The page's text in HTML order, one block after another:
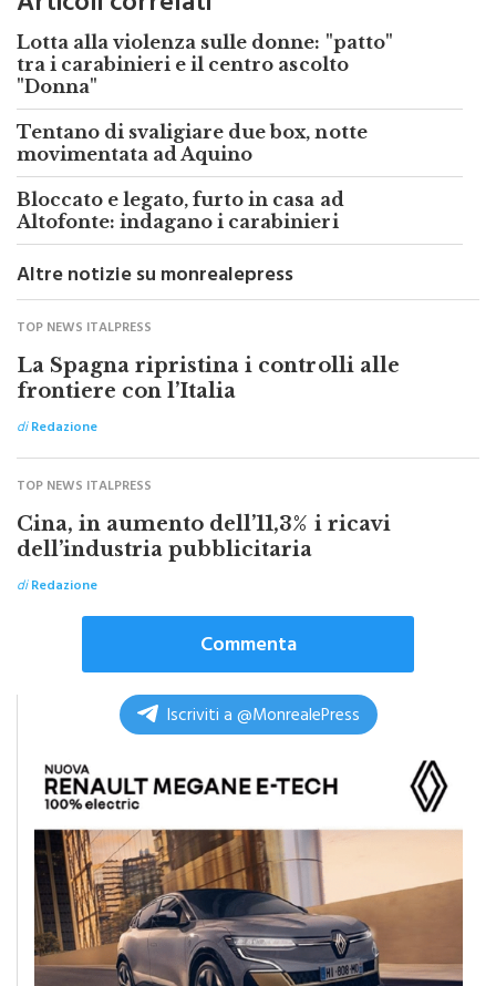
Lotta alla violenza sulle donne: "patto"
tra i carabinieri e il centro ascolto
"Donna"
movimentata ad Aquino
Bloccato e legato, furto in casa ad
Altofonte: indagano i carabinieri
Altre notizie su monrealepress
TOP NEWS ITALPRESS
La Spagna ripristina i controlli alle
frontiere con l’Italia
diRedazione
TOP NEWS ITALPRESS
Cina, in aumento dell’11,3% i ricavi
dell’industria pubblicitaria
diRedazione
Commenta
Iscriviti a @MonrealePress